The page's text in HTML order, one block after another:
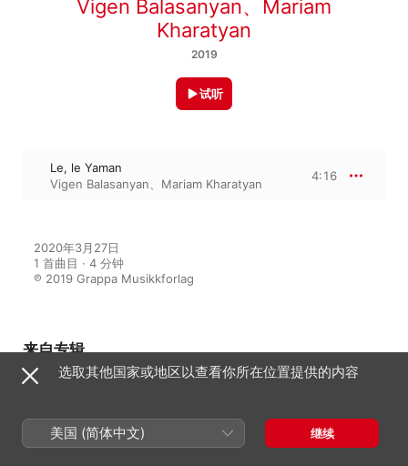
Vigen Balasanyan、 Mariam
Kharatyan
2019
试听
Le, le Yaman
Vigen Balasanyan
Mariam Kharatyan
4:16
2020年3月27日
1 首曲目 · 4 分钟
℗ 2019 Grappa Musikkforlag
来自专辑
Komitas – Shoror
Vigen Balasanyan、
Kharatyan
选取其他国家或地区以查看你所在位置提供的内容
美国 (简体中文) 继续